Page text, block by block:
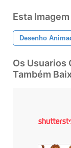
Esta
Desenho
Os Usuarios
Também